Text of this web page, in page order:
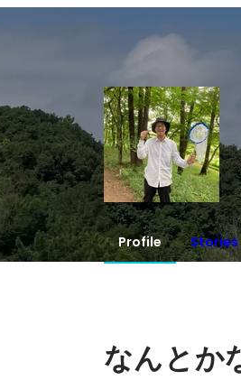
Profile Stories
なんとか